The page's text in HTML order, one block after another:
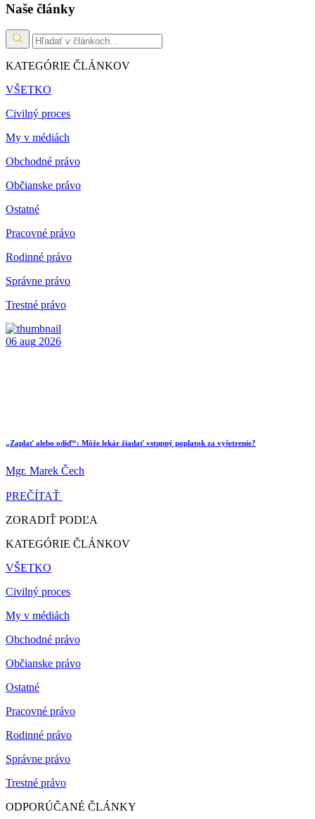
Naše články
KATEGÓRIE ČLÁNKOV
VŠETKO
Civilný proces
My v médiách
Obchodné právo
Občianske právo
Ostatné
Pracovné právo
Rodinné právo
Správne právo
Trestné právo
06 aug 2026
„Zaplať alebo odíď“: Môže lekár žiadať vstupný poplatok za vyšetrenie?
Mgr. Marek Čech
PREČÍTAŤ
ZORADIŤ PODĽA
KATEGÓRIE ČLÁNKOV
VŠETKO
Civilný proces
My v médiách
Obchodné právo
Občianske právo
Ostatné
Pracovné právo
Rodinné právo
Správne právo
Trestné právo
ODPORÚČANÉ ČLÁNKY